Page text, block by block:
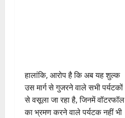
हालांकि, आरोप है कि अब यह शुल्क
उस मार्ग से गुजरने वाले सभी पर्यटकों
से वसूला जा रहा है, जिनमें वॉटरफॉल
का भ्रमण करने वाले पर्यटक नहीं भी